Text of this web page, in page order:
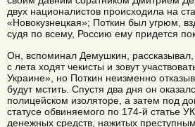
двух националистов происходила на
«Новокузнецкая»; Поткин был угрюм,
судя по всему, Россию ему придется
Он, вспоминал Демушкин, рассказывал,
с лета ходят чекисты и зовут
Украине», но Поткин неизменно
будут мстить. Спустя два дня он
полицейском изоляторе, а затем под
статусе обвиняемого по 174-й статье
денежных средств, нажитых